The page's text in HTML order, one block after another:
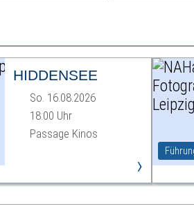
HIDDENSEE
So. 16.08.2026
18:00 Uhr
Passage Kinos
›